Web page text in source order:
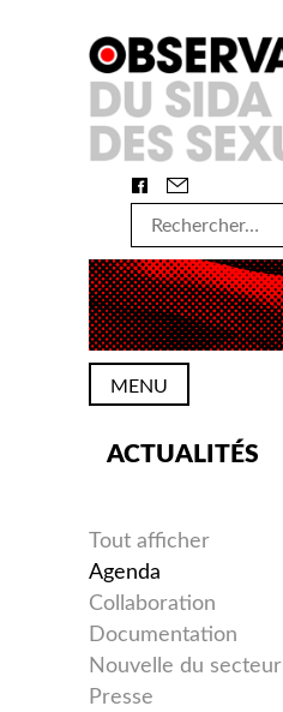
to
content
MENU
ACTUALITÉS
Tout afficher
Agenda
Collaboration
Documentation
Nouvelle du secteur
Presse